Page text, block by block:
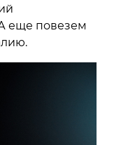
еще повезем